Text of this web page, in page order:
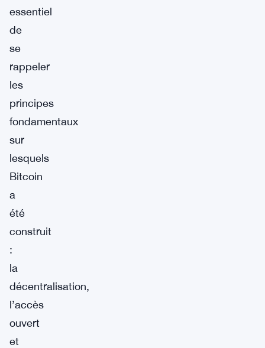
essentiel
de
se
rappeler
les
principes
fondamentaux
sur
lesquels
Bitcoin
a
été
construit
:
la
décentralisation,
l’accès
ouvert
et